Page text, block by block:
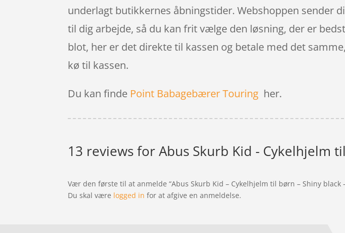
underlagt butikkernes åbningstider. Webshoppen sender
til dig arbejde, så du kan frit vælge den løsning, der er
blot, her er det direkte til kassen og betale med det
kø til kassen.
Du kan finde Point Babagebærer Touring her.
13 reviews forAbus Skurb Kid - Cykelhjelm
Vær den første til at anmelde “Abus Skurb Kid – Cykelhjelm til børn – Shiny black
Du skal være logged in for at afgive en anmeldelse.